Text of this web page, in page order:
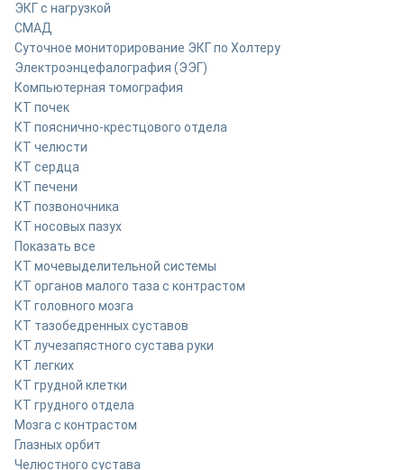
ЭКГ с нагрузкой
СМАД
Суточное мониторирование ЭКГ по Холтеру
Электроэнцефалография (ЭЭГ)
Компьютерная томография
КТ почек
КТ пояснично-крестцового отдела
КТ челюсти
КТ сердца
КТ печени
КТ позвоночника
КТ носовых пазух
Показать все
КТ мочевыделительной системы
КТ органов малого таза с контрастом
КТ головного мозга
КТ тазобедренных суставов
КТ лучезапястного сустава руки
КТ легких
КТ грудной клетки
КТ грудного отдела
Мозга с контрастом
Глазных орбит
Челюстного сустава